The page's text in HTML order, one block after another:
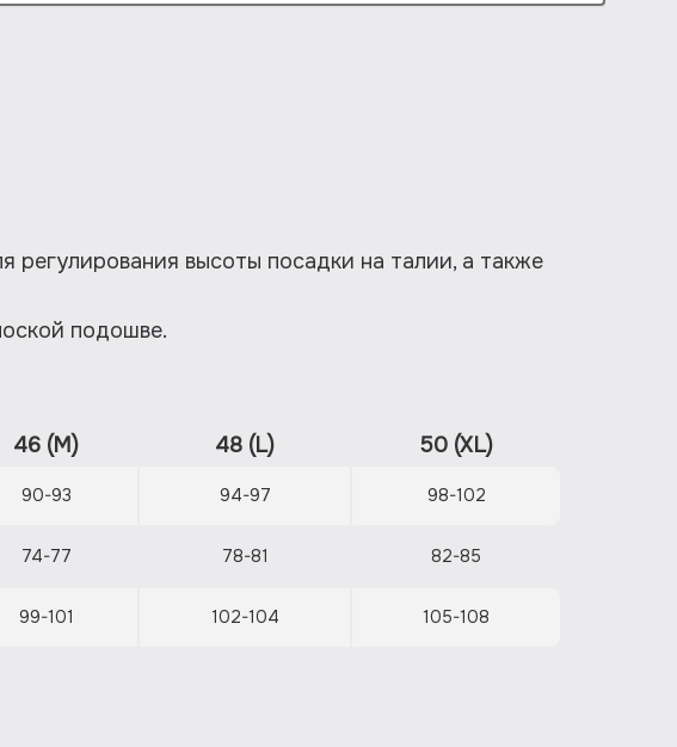
высоты посадки на талии, а также
подошве.
46 (M) 48 (L) 50 (XL)
90-93 94-97 98-102
74-77 78-81 82-85
99-101 102-104 105-108